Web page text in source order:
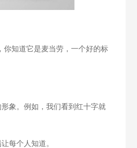
知道它是麦当劳，一个好的标
象。例如，我们看到红十字就
每个人知道。